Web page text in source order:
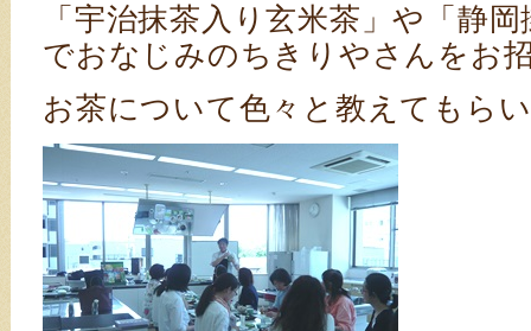
「宇治抹茶入り玄米茶」や「静
でおなじみのちきりやさんをお
お茶について色々と教えてもら